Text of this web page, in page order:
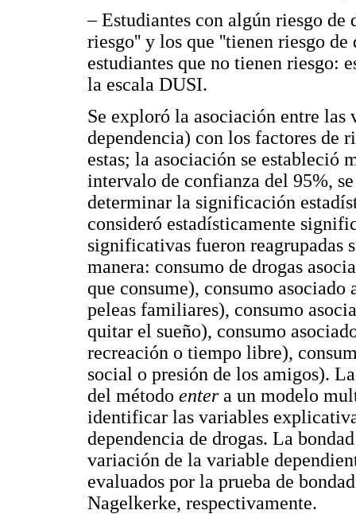
– Estudiantes con algún riesgo de
riesgo'' y los que ''tienen riesgo
estudiantes que no tienen riesgo:
la escala DUSI.
Se exploró la asociación entre las
dependencia) con los factores de
estas; la asociación se estableció
intervalo de confianza del 95%,
determinar la significación
consideró estadísticamente
significativas fueron reagrupadas
manera: consumo de drogas
que consume), consumo
peleas familiares), consumo
quitar el sueño), consumo
recreación o tiempo libre),
social o presión de los amigos).
del método entera un modelo
identificar las variables
dependencia de drogas. La
variación de la variable
evaluados por la prueba de
Nagelkerke, respectivamente.